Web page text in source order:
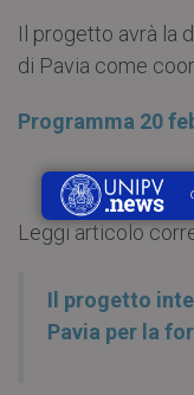
Il progetto avrà la
di Pavia come
Programma 20
Leggi articolo
Il progetto
Pavia per la